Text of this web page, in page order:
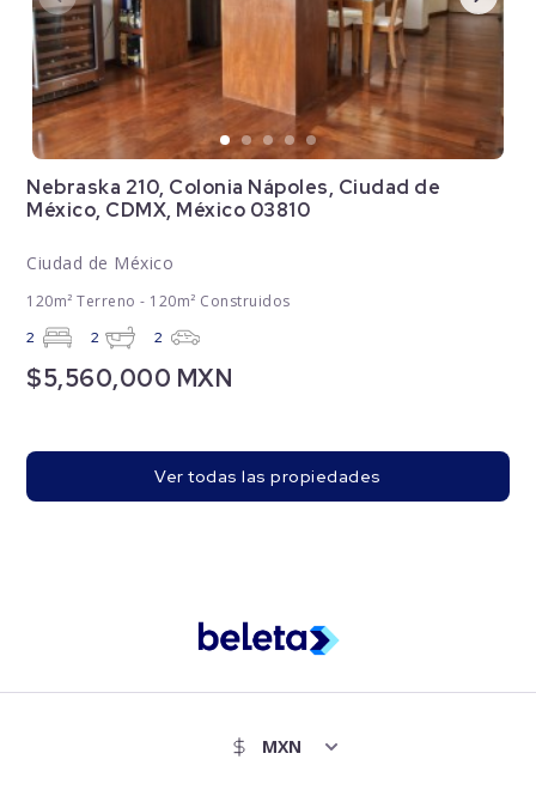
Nebraska 210, Colonia Nápoles, Ciudad de
México, CDMX, México 03810
Ciudad de México
120m² Terreno - 120m² Construidos
2 2 2
$5,560,000 MXN
Ver todas las propiedades